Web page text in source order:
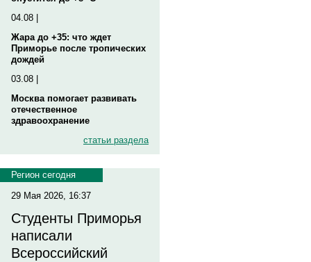
04.08 |
Жара до +35: что ждет
Приморье после тропических
дождей
03.08 |
Москва помогает развивать
отечественное
здравоохранение
статьи раздела
Регион сегодня
29 Мая 2026, 16:37
Студенты Приморья
написали
Всероссийский